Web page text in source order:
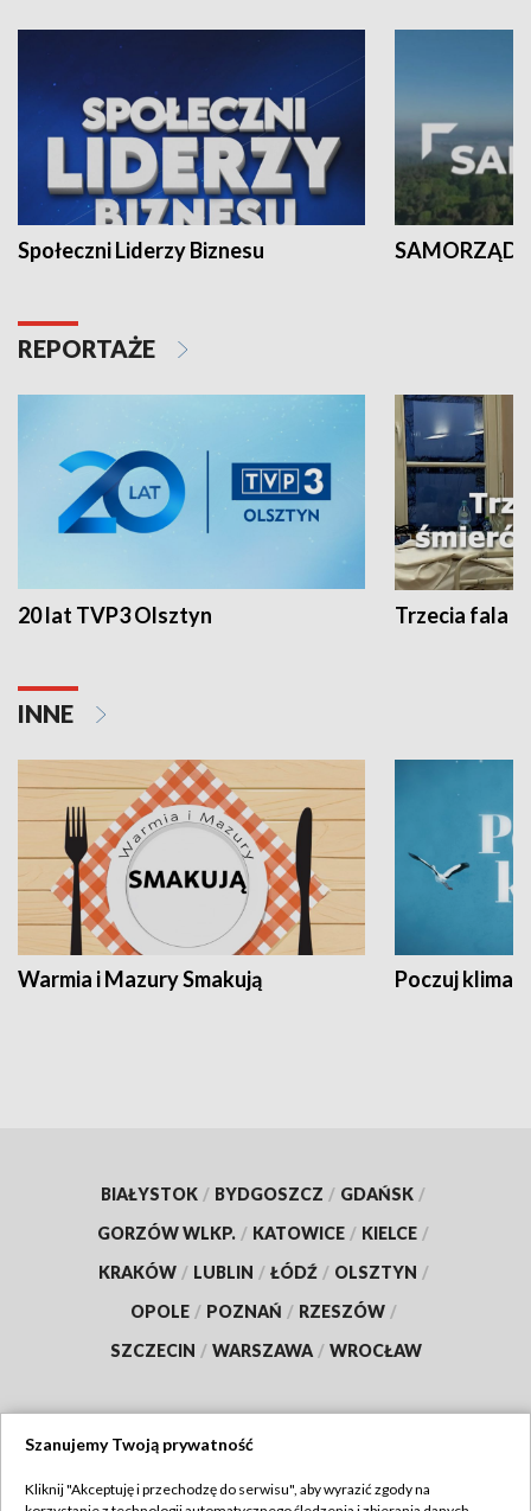
Społeczni Liderzy Biznesu SAMORZĄD
REPORTAŻE
20 lat TVP3 Olsztyn Trzecia fala -
INNE
Warmia i Mazury Smakują Poczuj klimat
BIAŁYSTOK / BYDGOSZCZ / GDAŃSK /
GORZÓW WLKP. / KATOWICE / KIELCE /
KRAKÓW / LUBLIN / ŁÓDŹ / OLSZTYN /
OPOLE / POZNAŃ / RZESZÓW /
SZCZECIN / WARSZAWA / WROCŁAW
Szanujemy Twoją prywatność
Kliknij "Akceptuję i przechodzę do serwisu", aby wyrazić zgody na